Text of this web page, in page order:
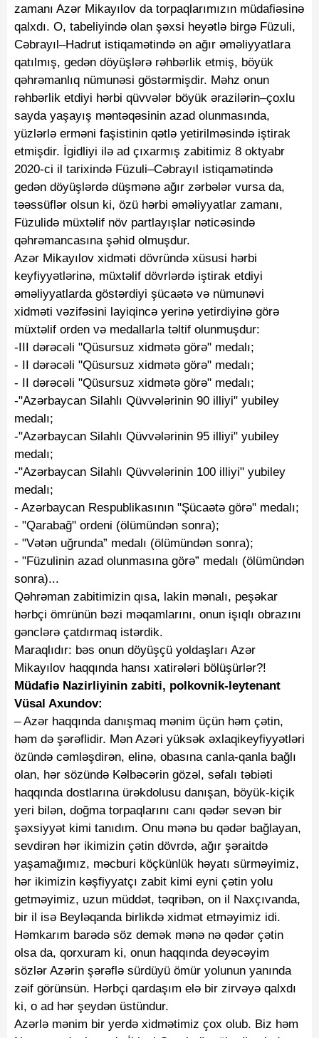
zamanı Azər Mikayılov da torpaqlarımızın müdafiəsinə
qalxdı. O, tabeliyində olan şəxsi heyətlə birgə Füzuli,
Cəbrayıl–Hadrut istiqamətində ən ağır əməliyyatlara
qatılmış, gedən döyüşlərə rəhbərlik etmiş, böyük
qəhrəmanlıq nümunəsi göstərmişdir. Məhz onun
rəhbərlik etdiyi hərbi qüvvələr böyük ərazilərin–çoxlu
sayda yaşayış məntəqəsinin azad olunmasında,
yüzlərlə erməni faşistinin qətlə yetirilməsində iştirak
etmişdir. İgidliyi ilə ad çıxarmış zabitimiz 8 oktyabr
2020-ci il tarixində Füzuli–Cəbrayıl istiqamətində
gedən döyüşlərdə düşmənə ağır zərbələr vursa da,
təəssüflər olsun ki, özü hərbi əməliyyatlar zamanı,
Füzulidə müxtəlif növ partlayışlar nəticəsində
qəhrəmancasına şəhid olmuşdur.
Azər Mikayılov xidməti dövründə xüsusi hərbi
keyfiyyətlərinə, müxtəlif dövrlərdə iştirak etdiyi
əməliyyatlarda göstərdiyi şücaətə və nümunəvi
xidməti vəzifəsini layiqincə yerinə yetirdiyinə görə
müxtəlif orden və medallarla təltif olunmuşdur:
-III dərəcəli "Qüsursuz xidmətə görə" medalı;
- II dərəcəli "Qüsursuz xidmətə görə" medalı;
- II dərəcəli "Qüsursuz xidmətə görə" medalı;
-"Azərbaycan Silahlı Qüvvələrinin 90 illiyi" yubiley
medalı;
-"Azərbaycan Silahlı Qüvvələrinin 95 illiyi" yubiley
medalı;
-"Azərbaycan Silahlı Qüvvələrinin 100 illiyi" yubiley
medalı;
- Azərbaycan Respublikasının "Şücaətə görə" medalı;
- "Qarabağ" ordeni (ölümündən sonra);
- "Vətən uğrunda” medalı (ölümündən sonra);
- "Füzulinin azad olunmasına görə” medalı (ölümündən
sonra)...
Qəhrəman zabitimizin qısa, lakin mənalı, peşəkar
hərbçi ömrünün bəzi məqamlarını, onun işıqlı obrazını
gənclərə çatdırmaq istərdik.
Maraqlıdır: bəs onun döyüşçü yoldaşları Azər
Mikayılov haqqında hansı xatirələri bölüşürlər?!
Müdafiə Nazirliyinin zabiti, polkovnik-leytenant
Vüsal Axundov:
– Azər haqqında danışmaq mənim üçün həm çətin,
həm də şərəflidir. Mən Azəri yüksək əxlaqikeyfiyyətləri
özündə cəmləşdirən, elinə, obasına canla-qanla bağlı
olan, hər sözündə Kəlbəcərin gözəl, səfalı təbiəti
haqqında dostlarına ürəkdolusu danışan, böyük-kiçik
yeri bilən, doğma torpaqlarını canı qədər sevən bir
şəxsiyyət kimi tanıdım. Onu mənə bu qədər bağlayan,
sevdirən hər ikimizin çətin dövrdə, ağır şəraitdə
yaşamağımız, məcburi köçkünlük həyatı sürməyimiz,
hər ikimizin kəşfiyyatçı zabit kimi eyni çətin yolu
getməyimiz, uzun müddət, təqribən, on il Naxçıvanda,
bir il isə Beyləqanda birlikdə xidmət etməyimiz idi.
Həmkarım barədə söz demək mənə nə qədər çətin
olsa da, qorxuram ki, onun haqqında deyəcəyim
sözlər Azərin şərəflə sürdüyü ömür yolunun yanında
zəif görünsün. Hərbçi qardaşım elə bir zirvəyə qalxdı
ki, o ad hər şeydən üstündur.
Azərlə mənim bir yerdə xidmətimiz çox olub. Biz həm